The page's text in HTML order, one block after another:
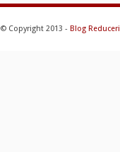
© Copyright 2013 - Blog Reduceri